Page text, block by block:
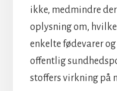
ikke, medmindre
oplysning om,
enkelte fødevarer
offentlig
stoffers virkning på